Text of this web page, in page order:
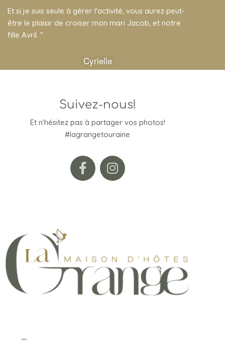
Et si je suis seule à gérer l'activité, vous aurez peut-
être le plaisir de croiser mon mari Jacob, et notre
fille Avril. "
Cyrielle
Suivez-nous!
Et n'hésitez pas à partager vos photos!
#lagrangetouraine